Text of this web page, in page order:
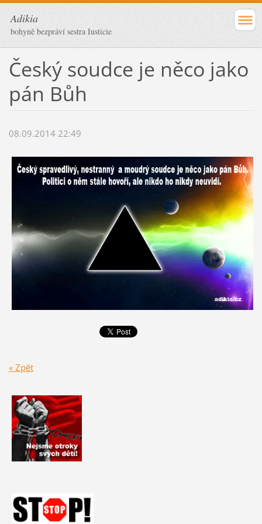
Adikia
bohyně bezpráví sestra Iusticie
Český soudce je něco jako
pán Bůh
08.09.2014 22:49
« Zpět